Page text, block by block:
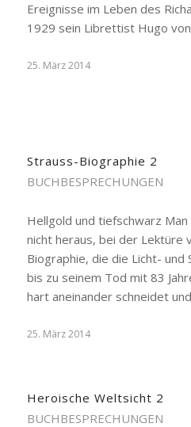
Ereignisse im Leben des
1929 sein Librettist Hugo
25. März 2014
Strauss-Biographie 2
BUCHBESPRECHUNGEN
Hellgold und tiefschwarz
nicht heraus, bei der Lektüre
Biographie, die die Licht-
bis zu seinem Tod mit 83
hart aneinander schneidet
25. März 2014
Heroische Weltsicht 2
BUCHBESPRECHUNGEN